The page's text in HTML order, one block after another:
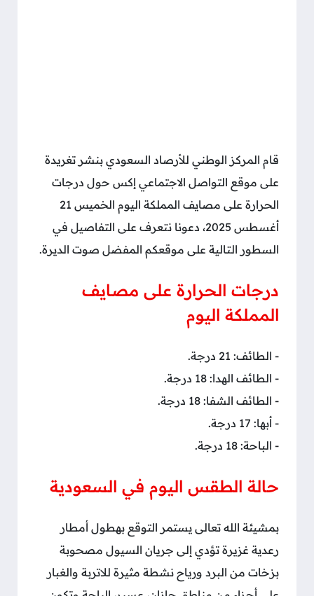
قام المركز الوطني للأرصاد السعودي بنشر تغريدة
على موقع التواصل الاجتماعي إكس حول درجات
الحرارة على مصايف المملكة اليوم الخميس 21
أغسطس 2025، دعونا نتعرف على التفاصيل في
السطور التالية على موقعكم المفضل صوت الديرة.
درجات الحرارة على مصايف
المملكة اليوم
- الطائف: 21 درجة.
- الطائف الهدا: 18 درجة.
- الطائف الشفا: 18 درجة.
- أبها: 17 درجة.
- الباحة: 18 درجة.
حالة الطقس اليوم في السعودية
بمشيئة الله تعالى يستمر التوقع بهطول أمطار
رعدية غزيرة تؤدي إلى جريان السيول مصحوبة
بزخات من البرد ورياح نشطة مثيرة للاتربة والغبار